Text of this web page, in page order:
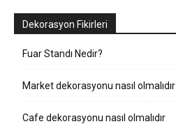
Dekorasyon Fikirleri
Fuar Standı Nedir?
Market dekorasyonu nasıl olmalıdır
Cafe dekorasyonu nasıl olmalıdır